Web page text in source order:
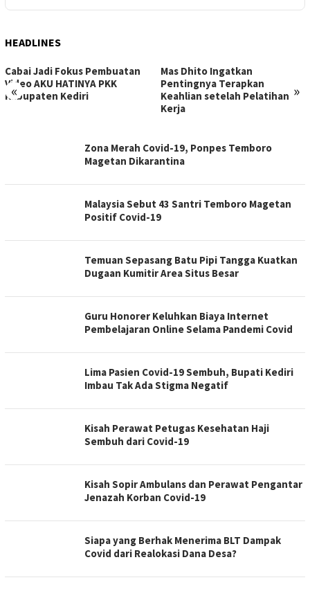
HEADLINES
« »
Cabai Jadi Fokus Pembuatan
Video AKU HATINYA PKK
Kabupaten Kediri
Mas Dhito Ingatkan
Pentingnya Terapkan
Keahlian setelah Pelatihan
Kerja
Zona Merah Covid-19, Ponpes Temboro
Magetan Dikarantina
Malaysia Sebut 43 Santri Temboro Magetan
Positif Covid-19
Temuan Sepasang Batu Pipi Tangga Kuatkan
Dugaan Kumitir Area Situs Besar
Guru Honorer Keluhkan Biaya Internet
Pembelajaran Online Selama Pandemi Covid
Lima Pasien Covid-19 Sembuh, Bupati Kediri
Imbau Tak Ada Stigma Negatif
Kisah Perawat Petugas Kesehatan Haji
Sembuh dari Covid-19
Kisah Sopir Ambulans dan Perawat Pengantar
Jenazah Korban Covid-19
Siapa yang Berhak Menerima BLT Dampak
Covid dari Realokasi Dana Desa?